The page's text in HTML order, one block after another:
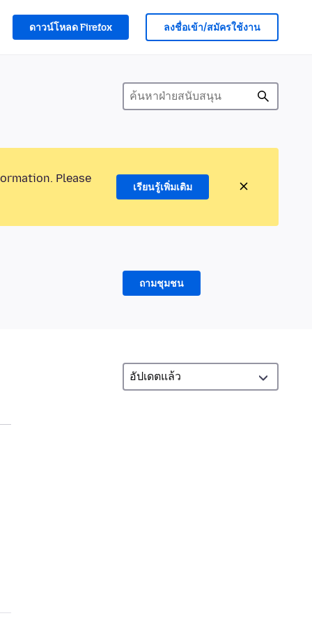
ดาวน์โหลด Firefox ลงชื่อเข้า/สมัครใช้งาน
Please
เรียนรู้เพิ่มเติม
ถามชุมชน